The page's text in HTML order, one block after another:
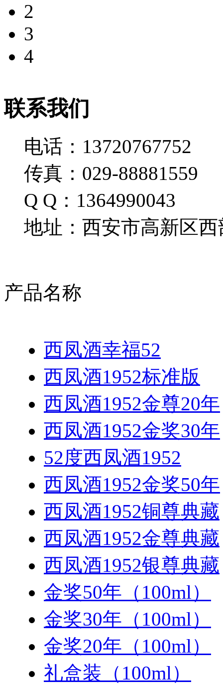
2
3
4
联系我们
电话：13720767752
传真：029-88881559
Q Q：1364990043
地址：西安市高新区西
产品名称
西凤酒幸福52
西凤酒1952标准版
西凤酒1952金尊20年
西凤酒1952金奖30年
52度西凤酒1952
西凤酒1952金奖50年
西凤酒1952铜尊典藏
西凤酒1952金尊典藏
西凤酒1952银尊典藏
金奖50年（100ml）
金奖30年（100ml）
金奖20年（100ml）
礼盒装（100ml）